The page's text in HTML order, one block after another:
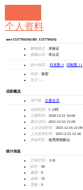
个人资料
user153778424(UID: 153778424)
邮箱状态： 未验证
视频认证： 未认证
统计信息： 好友数 0 回帖数 11
性别： 保密
生日： -
活跃概况
用户组： 注册会员
在线时间： 5 小时
注册时间： 2020-12-21 16:00
最后访问： 2021-12-16 21:09
上次活动时间： 2021-12-16 21:09
上次发表时间： 2021-2-15 12:34
所在时区： 使用系统默认
统计信息
已用空间：
0 B
积分： 66
威望： 0
金钱： 55
贡献： 0